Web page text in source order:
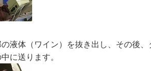
液体（ワイン）を抜き出し、その後
に送ります。